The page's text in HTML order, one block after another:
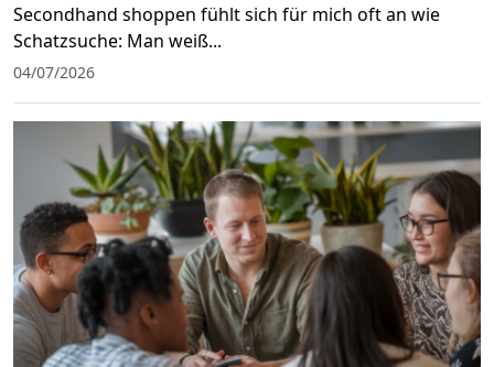
Secondhand shoppen fühlt sich für mich oft an wie
Schatzsuche: Man weiß...
04/07/2026